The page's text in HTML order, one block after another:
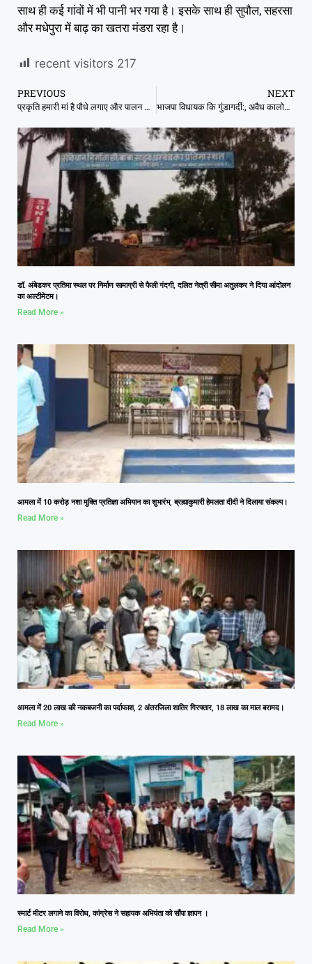
साथ ही कई गांवों में भी पानी भर गया है। इसके साथ ही सुपौल, सहरसा
और मधेपुरा में बाढ़ का खतरा मंडरा रहा है।
recent visitors 217
PREVIOUS
प्रकृति हमारी मां है पौधे लगाए और पालन पोषण करे औपचारिकता ना निभाएं न्यायाधीश
NEXT
भाजपा विधायक कि गुंडागर्दी:, अवैध कालोनी के लिए स्वयं खड़े होकर बनवाई सड़क
डॉ. अंबेडकर प्रतिमा स्थल पर निर्माण सामाग्री से फैली गंदगी, दलित नेत्री सीमा अतुलकर ने दिया आंदोलन
का अल्टीमेटम।
Read More »
आमला में 10 करोड़ नशा मुक्ति प्रतिज्ञा अभियान का शुभारंभ, ब्रह्माकुमारी हेमलता दीदी ने दिलाया संकल्प।
Read More »
आमला में 20 लाख की नकबजनी का पर्दाफाश, 2 अंतरजिला शातिर गिरफ्तार, 18 लाख का माल बरामद।
Read More »
स्मार्ट मीटर लगाने का विरोध, कांग्रेस ने सहायक अभियंता को सौंपा ज्ञापन ।
Read More »